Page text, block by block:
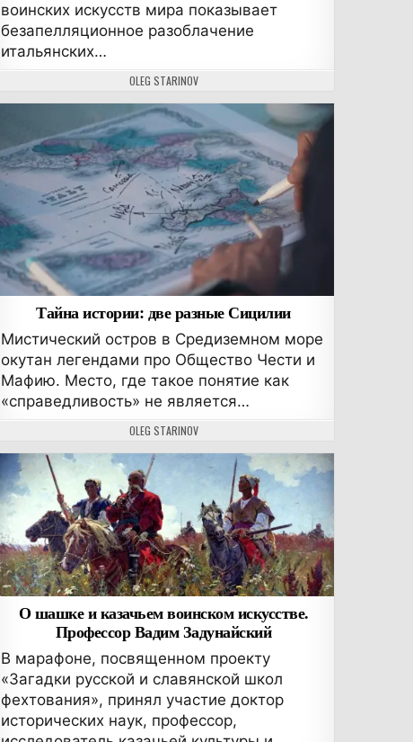
воинских искусств мира показывает
безапелляционное разоблачение
итальянских…
АВТОР:
OLEG STARINOV
Тайна истории: две разные Сицилии
Мистический остров в Средиземном море
окутан легендами про Общество Чести и
Мафию. Место, где такое понятие как
«справедливость» не является…
АВТОР:
OLEG STARINOV
О шашке и казачьем воинском искусстве.
Профессор Вадим Задунайский
В марафоне, посвященном проекту
«Загадки русской и славянской школ
фехтования», принял участие доктор
исторических наук, профессор,